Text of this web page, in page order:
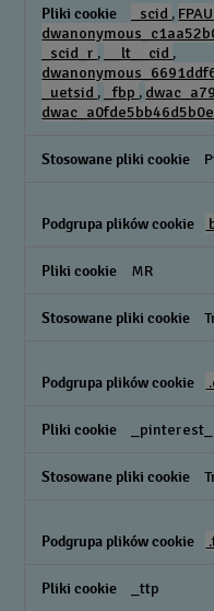
_scid , FPAU
_scid_r , __lt__cid ,
_uetsid , _fbp ,
MR
_ttp